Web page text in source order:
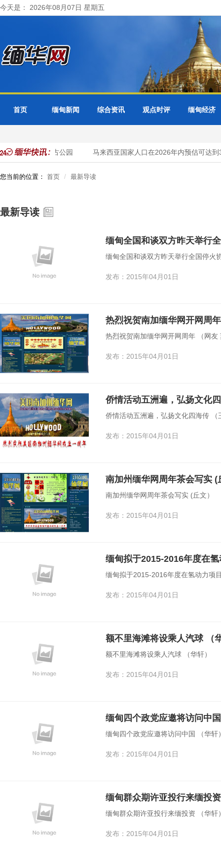
今天是： 2026年08月07日 星期五
首页 缅甸新闻 综合资讯 观点时评 缅甸经济
埔寨吴哥窟考古公园 马来西亚国家人口在2026年内预估可达到
您当前的位置： 首页 最新导读
最新导读
缅甸全国和谈双方昨天举行
缅甸全国和谈双方昨天举行全国停火
发布：2015年04月01日
热烈祝贺南加缅华网开网周
热烈祝贺南加缅华网开网周年 （网友
发布：2015年04月01日
侨情活动五洲遍，弘扬文化
侨情活动五洲遍，弘扬文化四海传 （
发布：2015年04月01日
南加州缅华网周年茶会写实 (
南加州缅华网周年茶会写实 (丘文）
发布：2015年04月01日
缅甸拟于2015-2016年度在
缅甸拟于2015-2016年度在氢动力项
发布：2015年04月01日
额不里海滩将设乘人汽球 （
额不里海滩将设乘人汽球 （华轩）
发布：2015年04月01日
缅甸四个政党应邀将访问中
缅甸四个政党应邀将访问中国 （华轩
发布：2015年04月01日
缅甸群众期许亚投行来缅投
缅甸群众期许亚投行来缅投资 （华轩
发布：2015年04月01日